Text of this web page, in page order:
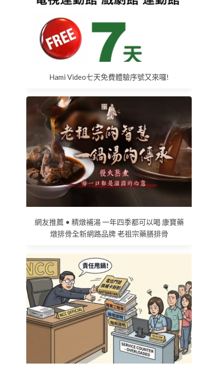
Hami Video七天免費體驗序號又來囉!
網友推薦 • 精燉補湯 一年四季都可以喝 康寶藥
燉排骨全新網路品牌 老祖宗藥膳排骨